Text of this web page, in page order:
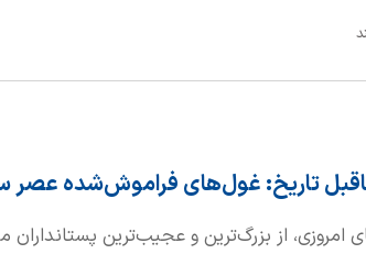
تاریخ: غول‌های فراموش‌شده عصر
امروزی، از بزرگ‌ترین و عجیب‌ترین